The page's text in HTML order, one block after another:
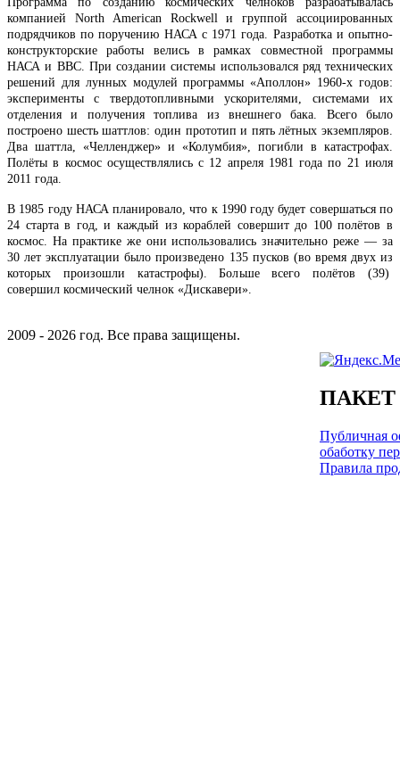
компанией North American Rockwell и группой ассоциированных
подрядчиков по поручению НАСА с 1971 года. Разработка и опытно-
конструкторские работы велись в рамках совместной программы
НАСА и ВВС. При создании системы использовался ряд технических
решений для лунных модулей программы «Аполлон» 1960-х годов:
эксперименты с твердотопливными ускорителями, системами их
отделения и получения топлива из внешнего бака. Всего было
построено шесть шаттлов: один прототип и пять лётных экземпляров.
Два шаттла, «Челленджер» и «Колумбия», погибли в катастрофах.
Полёты в космос осуществлялись с 12 апреля 1981 года по 21 июля
2011 года.
В 1985 году НАСА планировало, что к 1990 году будет совершаться по
24 старта в год, и каждый из кораблей совершит до 100 полётов в
космос. На практике же они использовались значительно реже — за
30 лет эксплуатации было произведено 135 пусков (во время двух из
которых произошли катастрофы). Больше всего полётов (39)
совершил космический челнок «Дискавери».
2009 - 2026 год. Все права защищены.
Публичная
обаботку
Правила